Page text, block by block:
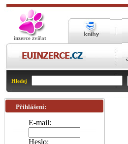
inzerce zvířat
Hledej
Přihlášení:
E-mail:
Heslo: